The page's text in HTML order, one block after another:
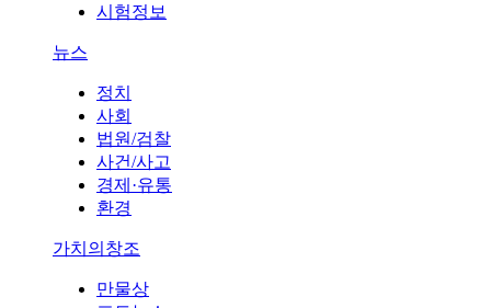
시험정보
뉴스
정치
사회
법원/검찰
사건/사고
경제·유통
환경
가치의창조
만물상